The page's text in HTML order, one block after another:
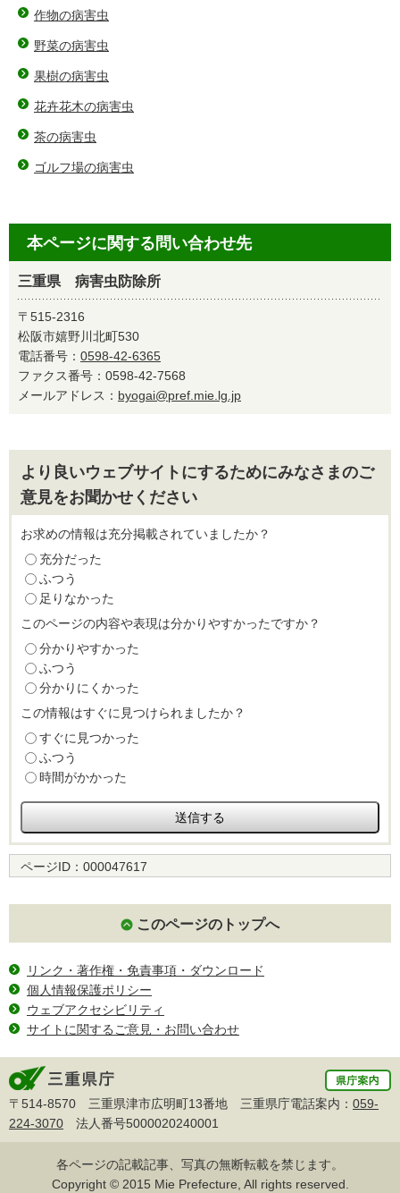
作物の病害虫
野菜の病害虫
果樹の病害虫
花卉花木の病害虫
茶の病害虫
ゴルフ場の病害虫
本ページに関する問い合わせ先
三重県 病害虫防除所
〒515-2316
松阪市嬉野川北町530
電話番号： 0598-42-6365
ファクス番号：0598-42-7568
メールアドレス： byogai@pref.mie.lg.jp
より良いウェブサイトにするためにみなさまのご
意見をお聞かせください
お求めの情報は充分掲載されていましたか？
充分だった
ふつう
足りなかった
このページの内容や表現は分かりやすかったですか？
分かりやすかった
ふつう
分かりにくかった
この情報はすぐに見つけられましたか？
すぐに見つかった
ふつう
時間がかかった
ページID： 000047617
このページのトップへ
リンク・著作権・免責事項・ダウンロード
個人情報保護ポリシー
ウェブアクセシビリティ
サイトに関するご意見・お問い合わせ
〒514-8570 三重県津市広明町13番地 三重県庁電話案内： 059-
224-3070 法人番号5000020240001
各ページの記載記事、写真の無断転載を禁じます。
Copyright © 2015 Mie Prefecture, All rights reserved.